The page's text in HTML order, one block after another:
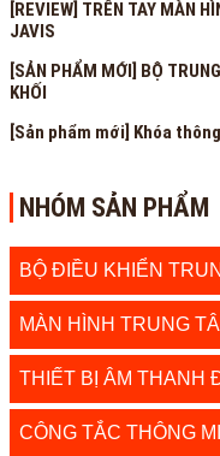
[REVIEW] TRÊN TAY MÀN
JAVIS
[SẢN PHẨM MỚI] BỘ
KHỐI
[Sản phẩm mới] Khóa
NHÓM SẢN PHẨM
BỘ ĐIỀU KHIỂN
MÀN HÌNH TRUNG
THIẾT BỊ ÂM THANH
CÔNG TẮC THÔNG